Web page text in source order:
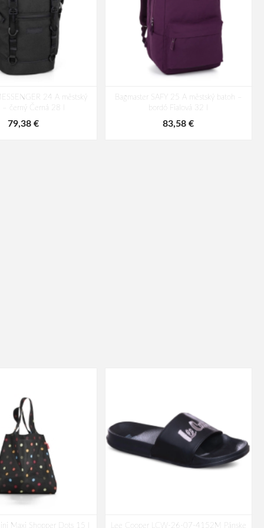
24 A městský
– černý Černá 28 l
79,38 €
Bagmaster SAFY 25 A městský batoh –
bordó Fialová 32 l
83,58 €
Maxi Shopper Dots 15 l Lee Cooper LCW-26-07-4152M Pánske